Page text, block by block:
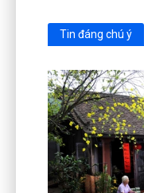
Tin đáng chú ý